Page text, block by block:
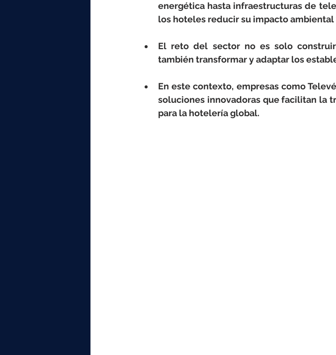
elektrotools-P065000 elektrotools-P040000
elektrotools-
elektrotools-P099000 elektrotools-P046000
energética hasta infraestructuras de
los hoteles reducir su impacto
El reto del sector no es solo
también transformar y adaptar los
En este contexto, empresas como
soluciones innovadoras que facilitan la
para la hotelería global.